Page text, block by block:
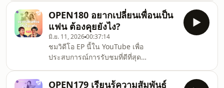
สังคม ทำให้แสดงออกไม่ได้ แม้แต่
เลิกกันไม่ได้หมายความว่าความรักจะสิ้น
สุดลงทันที และขณะเดียวกันเมื่อมองย้อน
กลับไปในความสัมพันธ์ที่ผ่านมาก็อาจไม่ได้
มีแค่ความรัก แต่ยังมีความสัมพันธ์ และ
ความเป็นเพื่อนอยู่ในนั้นด้วย Open
Relationship ตระหนักว่าการเลิกกันไม่ใช่
เรื่องง่าย การเปลี่ยนสถานะจากแฟนเป็น
คนรู้จักก็ไม่ใช่เรื่องง่าย และการเปลี่ยนจาก
OPEN180 อยากเปลี่ยนเพื่อนเป็น
แฟน ต้องคุยยังไง?
มิ.ย. 11, 202600:37:14
ชมวิดีโอ EP นี้ใน YouTube เพื่อ
ประสบการณ์การรับชมที่ดีที่สุด
ความรักสุดคลาสสิกที่น่าจะเคยเจอสักครั้ง
OPEN179 เรียนรู้ความสัมพันธ์